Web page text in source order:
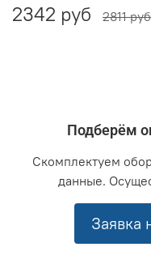
2342 руб 2811 руб
Подберём
Скомплектуем
данные.
Заявка